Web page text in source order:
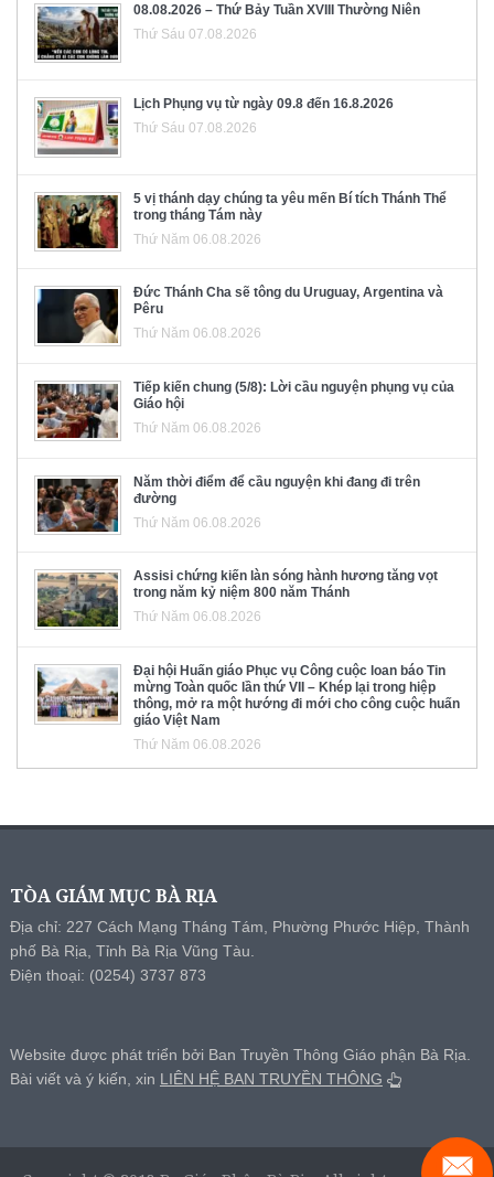
08.08.2026 – Thứ Bảy Tuần XVIII Thường Niên
Thứ Sáu 07.08.2026
Lịch Phụng vụ từ ngày 09.8 đến 16.8.2026
Thứ Sáu 07.08.2026
5 vị thánh dạy chúng ta yêu mến Bí tích Thánh Thể
trong tháng Tám này
Thứ Năm 06.08.2026
Đức Thánh Cha sẽ tông du Uruguay, Argentina và
Pêru
Thứ Năm 06.08.2026
Tiếp kiến chung (5/8): Lời cầu nguyện phụng vụ của
Giáo hội
Thứ Năm 06.08.2026
Năm thời điểm để cầu nguyện khi đang đi trên
đường
Thứ Năm 06.08.2026
Assisi chứng kiến làn sóng hành hương tăng vọt
trong năm kỷ niệm 800 năm Thánh
Thứ Năm 06.08.2026
Đại hội Huấn giáo Phục vụ Công cuộc loan báo Tin
mừng Toàn quốc lần thứ VII – Khép lại trong hiệp
thông, mở ra một hướng đi mới cho công cuộc huấn
giáo Việt Nam
Thứ Năm 06.08.2026
TÒA GIÁM MỤC BÀ RỊA
Địa chỉ: 227 Cách Mạng Tháng Tám, Phường Phước Hiệp, Thành
phố Bà Rịa, Tỉnh Bà Rịa Vũng Tàu.
Điện thoại: (0254) 3737 873
Website được phát triển bởi Ban Truyền Thông Giáo phận Bà Rịa.
Bài viết và ý kiến, xin LIÊN HỆ BAN TRUYỀN THÔNG